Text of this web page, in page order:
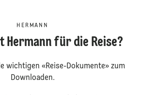
HERMANN
Hermann für die Reise?
wichtigen «Reise-Dokumente» zum
Downloaden.